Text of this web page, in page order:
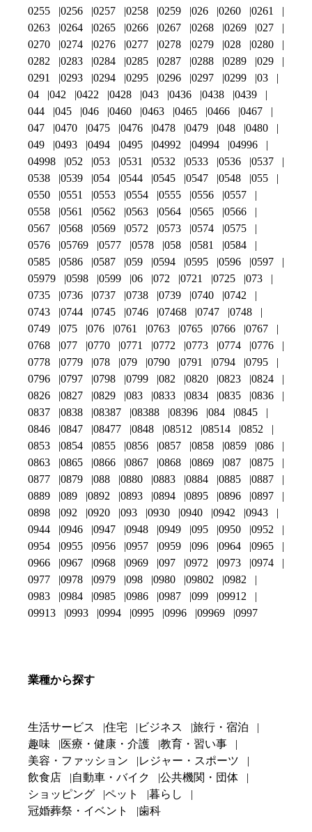
0255
0256 0257 0258 0259 026 0260
0261
0263
0264 0265 0266 0267 0268 0269
027
0270
0274 0276 0277 0278 0279 028
0280
0282
0283 0284 0285 0287 0288 0289
029
0291
0293 0294 0295 0296 0297 0299
03
04
042 0422 0428 043 0436 0438
0439
044
045 046 0460 0463 0465 0466
0467
047
0470 0475 0476 0478 0479 048
0480
049
0493 0494 0495 04992 04994
04996
04998
052 053 0531 0532 0533 0536
0537
0538
0539 054 0544 0545 0547 0548
055
0550
0551 0553 0554 0555 0556
0557
0558
0561 0562 0563 0564 0565
0566
0567
0568 0569 0572 0573 0574
0575
0576
05769 0577 0578 058 0581
0584
0585
0586 0587 059 0594 0595 0596
0597
05979
0598 0599 06 072 0721 0725
073
0735
0736 0737 0738 0739 0740
0742
0743
0744 0745 0746 07468 0747
0748
0749
075 076 0761 0763 0765 0766
0767
0768
077 0770 0771 0772 0773 0774
0776
0778
0779 078 079 0790 0791 0794
0795
0796
0797 0798 0799 082 0820 0823
0824
0826
0827 0829 083 0833 0834 0835
0836
0837
0838 08387 08388 08396 084
0845
0846
0847 08477 0848 08512 08514
0852
0853
0854 0855 0856 0857 0858 0859
086
0863
0865 0866 0867 0868 0869 087
0875
0877
0879 088 0880 0883 0884 0885
0887
0889
089 0892 0893 0894 0895 0896
0897
0898
092 0920 093 0930 0940 0942
0943
0944
0946 0947 0948 0949 095 0950
0952
0954
0955 0956 0957 0959 096 0964
0965
0966
0967 0968 0969 097 0972 0973
0974
0977
0978 0979 098 0980 09802
0982
0983
0984 0985 0986 0987 099
09912
09913
0993 0994 0995 0996 09969 0997
業種から探す
生活サービス 住宅 ビジネス
旅行・宿泊
趣味
医療・健康・介護
教育・習い事
美容・ファッション
レジャー・スポーツ
飲食店
自動車・バイク
公共機関・団体
ショッピング
ペット
暮らし
冠婚葬祭・イベント
歯科